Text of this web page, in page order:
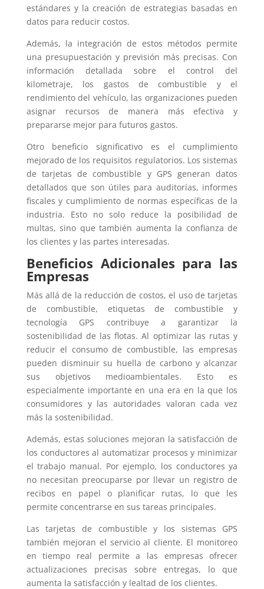
estándares y la creación de estrategias basadas en
datos para reducir costos.
Además, la integración de estos métodos permite
una presupuestación y previsión más precisas. Con
información detallada sobre el control del
kilometraje, los gastos de combustible y el
rendimiento del vehículo, las organizaciones pueden
asignar recursos de manera más efectiva y
prepararse mejor para futuros gastos.
Otro beneficio significativo es el cumplimiento
mejorado de los requisitos regulatorios. Los sistemas
de tarjetas de combustible y GPS generan datos
detallados que son útiles para auditorías, informes
fiscales y cumplimiento de normas específicas de la
industria. Esto no solo reduce la posibilidad de
multas, sino que también aumenta la confianza de
los clientes y las partes interesadas.
Beneficios Adicionales para las
Empresas
Más allá de la reducción de costos, el uso de tarjetas
de combustible, etiquetas de combustible y
tecnología GPS contribuye a garantizar la
sostenibilidad de las flotas. Al optimizar las rutas y
reducir el consumo de combustible, las empresas
pueden disminuir su huella de carbono y alcanzar
sus objetivos medioambientales. Esto es
especialmente importante en una era en la que los
consumidores y las autoridades valoran cada vez
más la sostenibilidad.
Además, estas soluciones mejoran la satisfacción de
los conductores al automatizar procesos y minimizar
el trabajo manual. Por ejemplo, los conductores ya
no necesitan preocuparse por llevar un registro de
recibos en papel o planificar rutas, lo que les
permite concentrarse en sus tareas principales.
Las tarjetas de combustible y los sistemas GPS
también mejoran el servicio al cliente. El monitoreo
en tiempo real permite a las empresas ofrecer
actualizaciones precisas sobre entregas, lo que
aumenta la satisfacción y lealtad de los clientes.